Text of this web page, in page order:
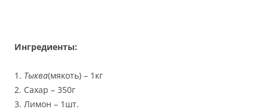
Ингредиенты:
1. Тыква(мякоть) – 1кг
2. Сахар – 350г
3. Лимон – 1шт.